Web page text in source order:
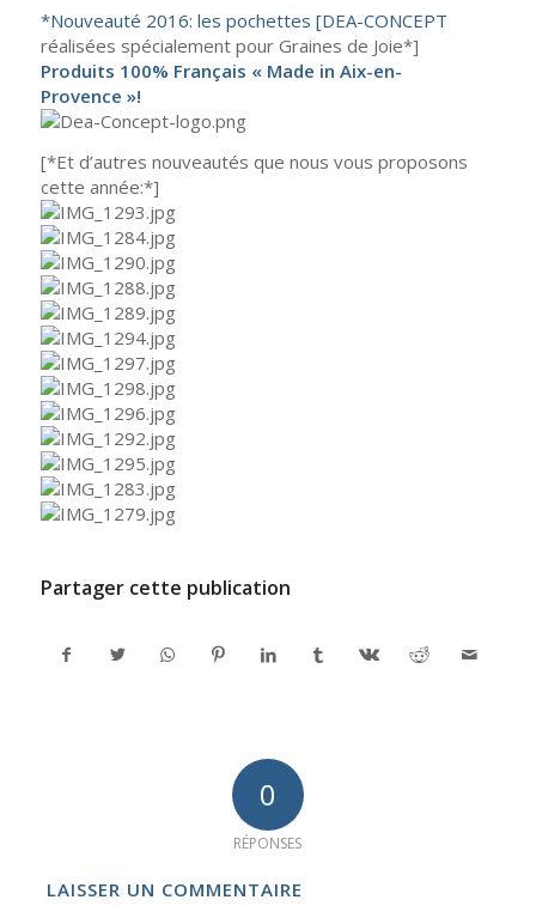
*Nouveauté 2016: les pochettes [DEA-CONCEPT
réalisées spécialement pour Graines de Joie*]
Produits 100% Français « Made in Aix-en-
Provence »!
[*Et d’autres nouveautés que nous vous proposons
cette année:*]
Partager cette publication
0
RÉPONSES
LAISSER UN COMMENTAIRE